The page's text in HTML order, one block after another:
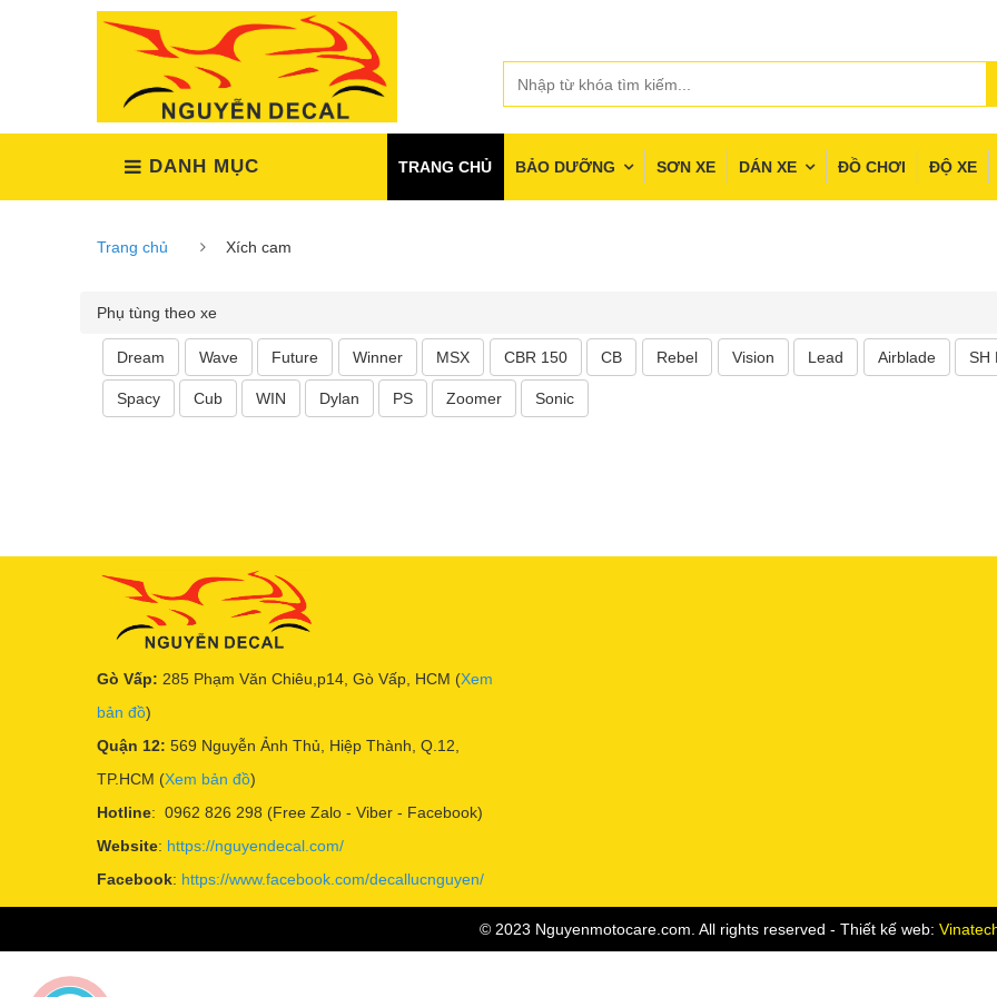
DANH MỤC TRANG CHỦ BẢO DƯỠNG SƠN XE DÁN XE ĐỒ CHƠI ĐỘ XE
Trang chủ Xích cam
Phụ tùng theo xe
Dream Wave Future Winner MSX CBR 150 CB Rebel Vision Lead Airblade SH
Spacy Cub WIN Dylan PS Zoomer Sonic
Gò Vấp: 285 Phạm Văn Chiêu,p14, Gò Vấp, HCM (Xem
bản đồ)
Quận 12: 569 Nguyễn Ảnh Thủ, Hiệp Thành, Q.12,
TP.HCM (Xem bản đồ)
Hotline: 0962 826 298 (Free Zalo - Viber - Facebook)
Website: https://nguyendecal.com/
Facebook: https://www.facebook.com/decallucnguyen/
© 2023 Nguyenmotocare.com. All rights reserved - Thiết kế web: